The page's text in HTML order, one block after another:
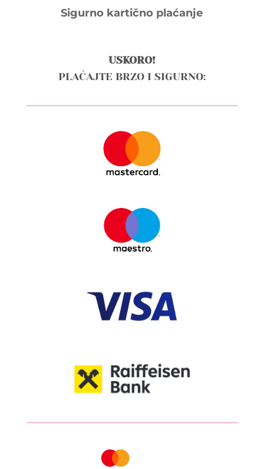
Sigurno kartično plaćanje
USKORO!
PLAĆAJTE BRZO I SIGURNO: